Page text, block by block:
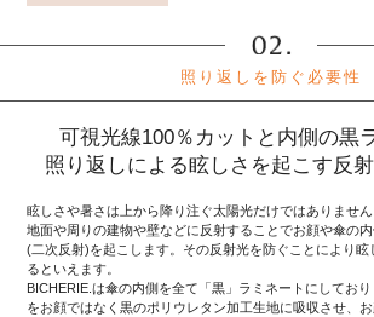
照り返しを防ぐ必要性
可視光線100％カットと内側の黒
照り返しによる眩しさを起こす反
眩しさや暑さは上から降り注ぐ太陽光だけではありません
地面や周りの建物や壁などに反射することでお顔や傘の
(二次反射)を起こします。その反射光を防ぐことにより
るといえます。
BICHERIE.は傘の内側を全て「黒」ラミネートにしてお
をお顔ではなく黒のポリウレタン加工生地に吸収させ、